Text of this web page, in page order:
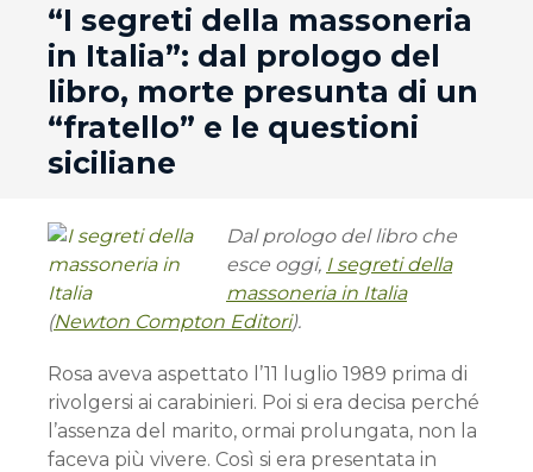
“I segreti della massoneria
in Italia”: dal prologo del
libro, morte presunta di un
“fratello” e le questioni
siciliane
Dal prologo del libro che
esce oggi, I segreti della
massoneria in Italia
(Newton Compton Editori).
Rosa aveva aspettato l’11 luglio 1989 prima di
rivolgersi ai carabinieri. Poi si era decisa perché
l’assenza del marito, ormai prolungata, non la
faceva più vivere. Così si era presentata in